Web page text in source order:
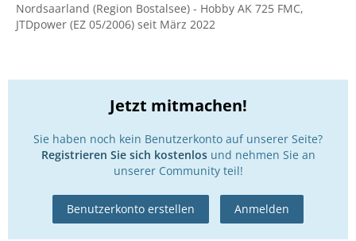
Nordsaarland (Region Bostalsee) - Hobby AK 725 FMC,
JTDpower (EZ 05/2006) seit März 2022
Jetzt mitmachen!
Sie haben noch kein Benutzerkonto auf unserer Seite?
Registrieren Sie sich kostenlosund nehmen Sie an
unserer Community teil!
Benutzerkonto erstellen Anmelden